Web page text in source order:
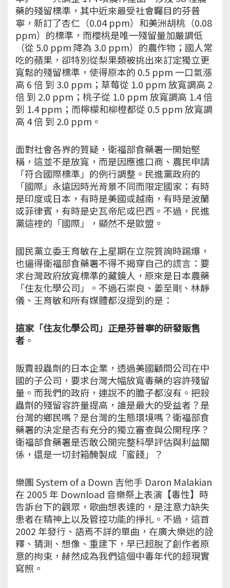
藥的殘留標準，其中近來最受社會矚目的芬普
寧，新訂了杏仁（0.04 ppm）和美洲胡桃（0.08
ppm）的標準，而櫻桃是唯一殘留量加嚴調低
（從 5.0 ppm 降為 3.0 ppm）的農作物；國人常
吃的蘋果，卻特別從梨果類被挑出來訂定獨立更
寬鬆的殘留標準，使得原本的 0.5 ppm 一口氣漲
高 6 倍 到 3.0 ppm；草莓從 1.0 ppm 放寬調高 2
倍 到 2.0 ppm；桃子從 1.0 ppm 放寬調高 1.4 倍
到 1.4 ppm；而檸檬和柳橙都從 0.5 ppm 放寬調
高 4 倍 到 2.0 ppm。
面對社會各界的質疑，衛福部食藥署一開始堅
稱，這並不是放寬，而是因應進口商、農民申請
「符合國際標準」的例行調整。民進黨政府的
「國際」永遠因時光背景不同而限定國家：有時
是印度或日本，有時是美國或越南，有時是波蘭
或菲律賓，有時是史瓦帝尼或巴西。不過，民進
黨這裡的「國際」，顯然不是歐盟。
國民黨立委王育敏在上星期在立院質詢時踢爆，
也逼得衛福部食藥署不得不揭穿自己的謊言：要
求台灣政府放寬標準的藏鏡人，原來是日本農藥
「住友化學公司」。不過石崇良、姜至剛、林靜
儀、王育敏和所有媒體都沒提到的是：
這家「住友化學公司」正是芬普寧的研發販售
者 。
販賣殺蟲劑的日本企業，透過美國顧問公司在中
國的子公司，要求台灣大幅放寬毒藥的容許殘留
量。而我們的政府，連說不的膽子都沒有。把殺
蟲劑的殘留容許量提高，誰是最大的受益者？是
台灣的鄉民嗎？是台灣的生態環境嗎？衛福部食
藥署的決定是否有充分的獨立審查與公開程序？
衛福部食藥署是否敢公開完整科學評估與利益關
係，還是一切封箱醃製成「蜜餞」？
樂團 System of a Down 吉他手 Daron Malakian
在 2005 年 Download 音樂祭上表演【毒性】時
告訴台下的觀眾，歌曲想表達的，是注意力缺失
患者在精神上以及管控功能的掙扎。不過，這首
2002 年發行、語焉不詳的單曲，在廣大樂迷的詮
釋、猜測、想像、重建下，早已超脫了創作者原
意的拘束，赫然成為我們這個中毒年代的超現實
寫照。